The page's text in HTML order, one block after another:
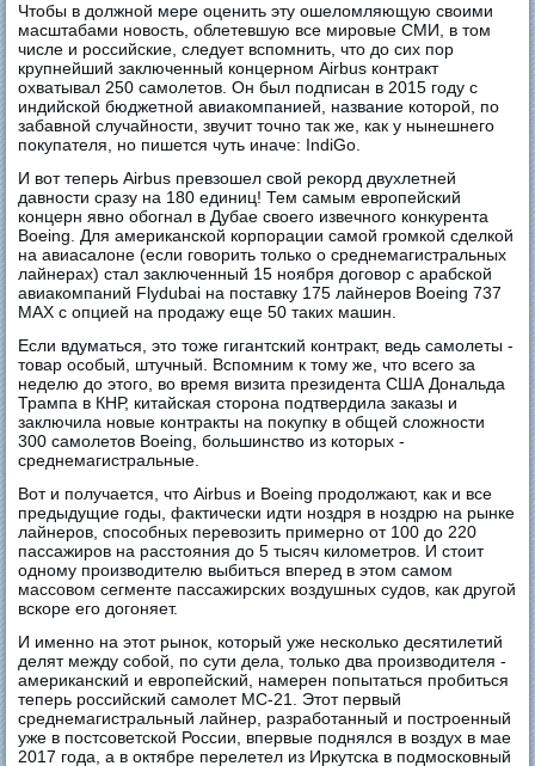
Чтобы в должной мере оценить эту ошеломляющую своими
масштабами новость, облетевшую все мировые СМИ, в том
числе и российские, следует вспомнить, что до сих пор
крупнейший заключенный концерном Airbus контракт
охватывал 250 самолетов. Он был подписан в 2015 году с
индийской бюджетной авиакомпанией, название которой, по
забавной случайности, звучит точно так же, как у нынешнего
покупателя, но пишется чуть иначе: IndiGo.
И вот теперь Airbus превзошел свой рекорд двухлетней
давности сразу на 180 единиц! Тем самым европейский
концерн явно обогнал в Дубае своего извечного конкурента
Boeing. Для американской корпорации самой громкой сделкой
на авиасалоне (если говорить только о среднемагистральных
лайнерах) стал заключенный 15 ноября договор с арабской
авиакомпаний Flydubai на поставку 175 лайнеров Boeing 737
MAX с опцией на продажу еще 50 таких машин.
Если вдуматься, это тоже гигантский контракт, ведь самолеты -
товар особый, штучный. Вспомним к тому же, что всего за
неделю до этого, во время визита президента США Дональда
Трампа в КНР, китайская сторона подтвердила заказы и
заключила новые контракты на покупку в общей сложности
300 самолетов Boeing, большинство из которых -
среднемагистральные.
Вот и получается, что Airbus и Boeing продолжают, как и все
предыдущие годы, фактически идти ноздря в ноздрю на рынке
лайнеров, способных перевозить примерно от 100 до 220
пассажиров на расстояния до 5 тысяч километров. И стоит
одному производителю выбиться вперед в этом самом
массовом сегменте пассажирских воздушных судов, как другой
вскоре его догоняет.
И именно на этот рынок, который уже несколько десятилетий
делят между собой, по сути дела, только два производителя -
американский и европейский, намерен попытаться пробиться
теперь российский самолет МС-21. Этот первый
среднемагистральный лайнер, разработанный и построенный
уже в постсоветской России, впервые поднялся в воздух в мае
2017 года, а в октябре перелетел из Иркутска в подмосковный